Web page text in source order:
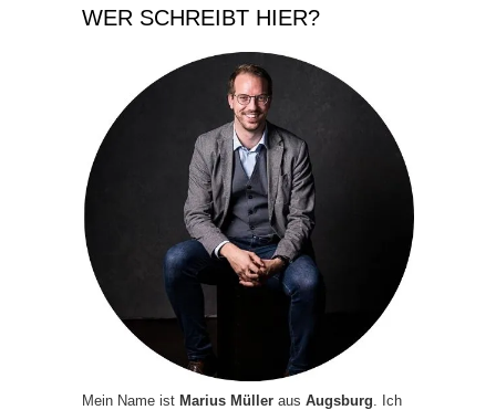
WER SCHREIBT HIER?
Mein Name ist Marius Müller aus Augsburg . Ich